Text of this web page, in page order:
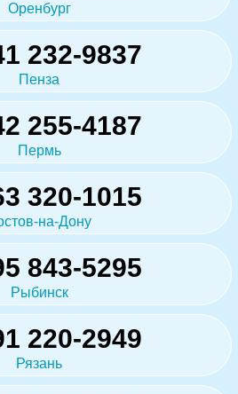
Оренбург
232-9837
Пенза
255-4187
Пермь
320-1015
на-Дону
843-5295
Рыбинск
220-2949
Рязань